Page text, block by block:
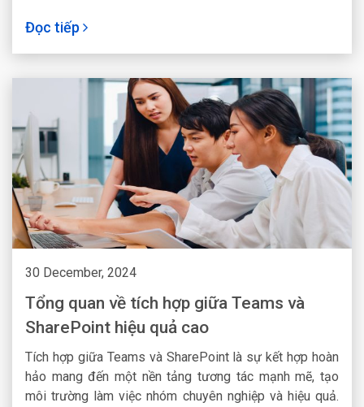
Đọc tiếp
30 December, 2024
Tổng quan về tích hợp giữa Teams và
SharePoint hiệu quả cao
Tích hợp giữa Teams và SharePoint là sự kết hợp hoàn
hảo mang đến một nền tảng tương tác mạnh mẽ, tạo
môi trường làm việc nhóm chuyên nghiệp và hiệu quả.